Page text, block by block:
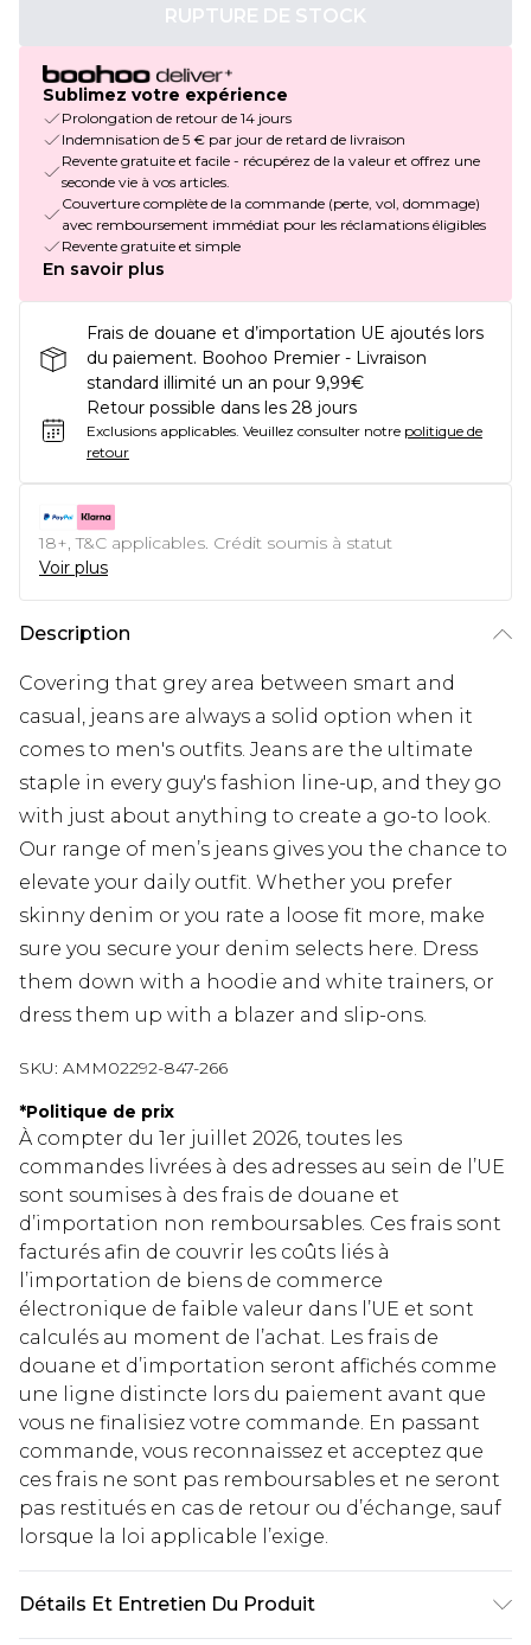
RUPTURE DE STOCK
Sublimez votre expérience
Prolongation de retour de 14 jours
Indemnisation de 5 € par jour de retard de livraison
Revente gratuite et facile - récupérez de la valeur et offrez une
seconde vie à vos articles.
Couverture complète de la commande (perte, vol, dommage)
avec remboursement immédiat pour les réclamations éligibles
Revente gratuite et simple
En savoir plus
Frais de douane et d’importation UE ajoutés lors
du paiement. Boohoo Premier - Livraison
standard illimité un an pour 9,99€
Retour possible dans les 28 jours
Exclusions applicables. Veuillez consulter notre politique de
retour
18+, T&C applicables. Crédit soumis à statut
Voir plus
Description
Covering that grey area between smart and
casual, jeans are always a solid option when it
comes to men's outfits. Jeans are the ultimate
staple in every guy's fashion line-up, and they go
with just about anything to create a go-to look.
Our range of men’s jeans gives you the chance to
elevate your daily outfit. Whether you prefer
skinny denim or you rate a loose fit more, make
sure you secure your denim selects here. Dress
them down with a hoodie and white trainers, or
dress them up with a blazer and slip-ons.
SKU: AMM02292-847-266
*Politique de prix
À compter du 1er juillet 2026, toutes les
commandes livrées à des adresses au sein de l’UE
sont soumises à des frais de douane et
d’importation non remboursables. Ces frais sont
facturés afin de couvrir les coûts liés à
l’importation de biens de commerce
électronique de faible valeur dans l’UE et sont
calculés au moment de l’achat. Les frais de
douane et d’importation seront affichés comme
une ligne distincte lors du paiement avant que
vous ne finalisiez votre commande. En passant
commande, vous reconnaissez et acceptez que
ces frais ne sont pas remboursables et ne seront
pas restitués en cas de retour ou d’échange, sauf
lorsque la loi applicable l’exige.
Détails Et Entretien Du Produit